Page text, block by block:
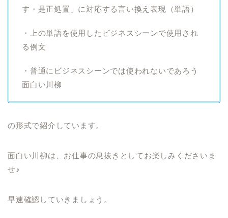
す・是正処置」に対応する言い換え表現（単語）
・上の単語を使用したビジネスシーンで使用され
る例文
・普通にビジネスシーンでは使われないであろう
面白い川柳
の形式で紹介しています。
面白い川柳は、お仕事の息抜きとしてお楽しみくださいま
せ♪
早速確認していきましょう。